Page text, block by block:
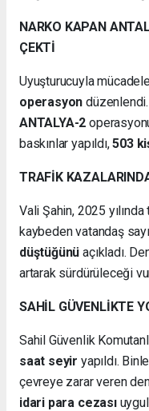
NARKO KAPAN
ÇEKTİ
Uyuşturucuyla
operasyon
ANTALYA-2
baskınlar yapıldı,503
TRAFİK
Vali Şahin, 2025 yılında
kaybeden vatandaş
düştüğünü açıkladı.
artarak sürdürüleceği
SAHİL GÜVENLİKTE
Sahil Güvenlik
saat seyir yapıldı.
çevreye zarar veren
idari para cezası